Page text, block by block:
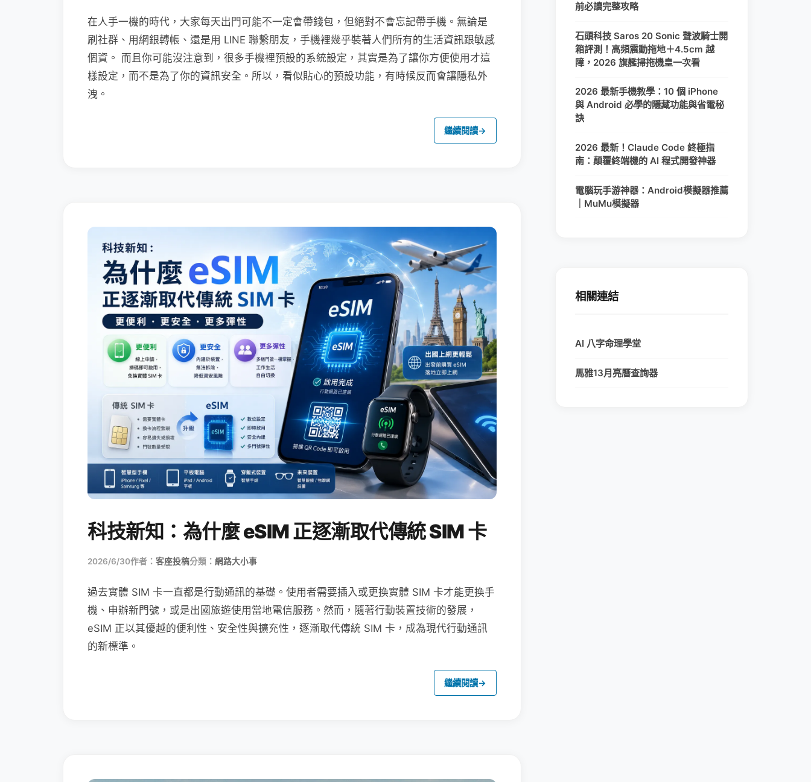
在人手一機的時代，大家每天出門可能不一定會帶錢包，但絕對不會忘記帶手機。無論是
刷社群、用網銀轉帳、還是用 LINE 聯繫朋友，手機裡幾乎裝著人們所有的生活資訊跟敏感
個資。 而且你可能沒注意到，很多手機裡預設的系統設定，其實是為了讓你方便使用才這
樣設定，而不是為了你的資訊安全。所以，看似貼心的預設功能，有時候反而會讓隱私外
洩。
繼續閱讀→
科技新知：為什麼 eSIM 正逐漸取代傳統 SIM 卡
2026/6/30作者： 客座投稿分類： 網路大小事
過去實體 SIM 卡一直都是行動通訊的基礎。使用者需要插入或更換實體 SIM 卡才能更換手
機、申辦新門號，或是出國旅遊使用當地電信服務。然而，隨著行動裝置技術的發展，
eSIM 正以其優越的便利性、安全性與擴充性，逐漸取代傳統 SIM 卡，成為現代行動通訊
的新標準。
繼續閱讀→
前必讀完整攻略
石頭科技 Saros 20 Sonic 聲波騎士開
箱評測！高頻震動拖地＋4.5cm 越
障，2026 旗艦掃拖機皇一次看
2026 最新手機教學：10 個 iPhone
與 Android 必學的隱藏功能與省電秘
訣
2026 最新！Claude Code 終極指
南：顛覆終端機的 AI 程式開發神器
電腦玩手游神器：Android模擬器推薦
｜MuMu模擬器
相關連結
AI 八字命理學堂
馬雅13月亮曆查詢器